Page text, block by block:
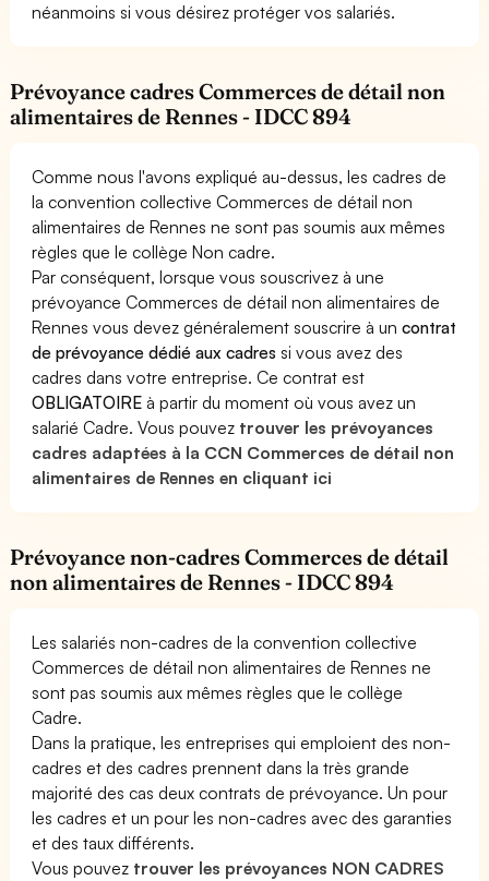
néanmoins si vous désirez protéger vos salariés.
Prévoyance cadres Commerces de détail non
alimentaires de Rennes - IDCC 894
Comme nous l'avons expliqué au-dessus, les cadres de
la convention collective Commerces de détail non
alimentaires de Rennes ne sont pas soumis aux mêmes
règles que le collège Non cadre.
Par conséquent, lorsque vous souscrivez à une
prévoyance Commerces de détail non alimentaires de
Rennes vous devez généralement souscrire à uncontrat
de prévoyance dédié aux cadres si vous avez des
cadres dans votre entreprise. Ce contrat est
OBLIGATOIRE à partir du moment où vous avez un
salarié Cadre. Vous pouvez trouver les prévoyances
cadres adaptées à la CCN Commerces de détail non
alimentaires de Rennes en cliquant ici
Prévoyance non-cadres Commerces de détail
non alimentaires de Rennes - IDCC 894
Les salariés non-cadres de la convention collective
Commerces de détail non alimentaires de Rennes ne
sont pas soumis aux mêmes règles que le collège
Cadre.
Dans la pratique, les entreprises qui emploient des non-
cadres et des cadres prennent dans la très grande
majorité des cas deux contrats de prévoyance. Un pour
les cadres et un pour les non-cadres avec des garanties
et des taux différents.
Vous pouvez trouver les prévoyances NON CADRES